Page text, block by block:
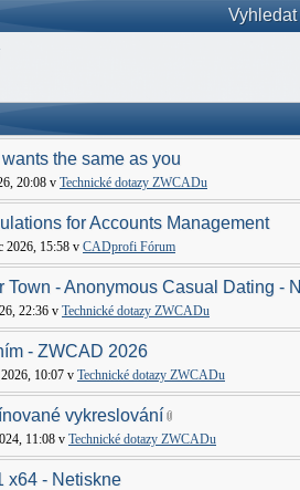
the same as you
20:08 v Technické dotazy ZWCADu
for Accounts Management
2026, 15:58 v CADprofi Fórum
Town - Anonymous Casual Dating -
22:36 v Technické dotazy ZWCADu
- ZWCAD 2026
10:07 v Technické dotazy ZWCADu
vykreslování
11:08 v Technické dotazy ZWCADu
x64 - Netiskne